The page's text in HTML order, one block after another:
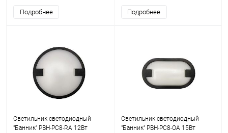
Подробнее
JazzWay 5048478
Подробнее
Светильник светодиодный
"Банник" PBH-PC8-RA 12Вт
Светильник светодиодный
"Банник" PBH-PC8-OA 15Вт